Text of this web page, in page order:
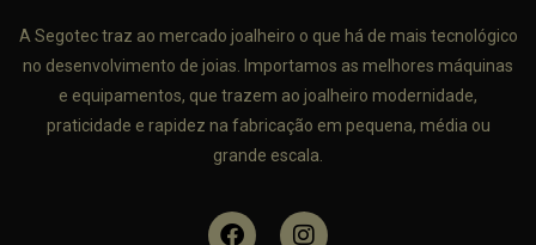
A Segotec traz ao mercado joalheiro o que há de mais tecnológico
no desenvolvimento de joias. Importamos as melhores máquinas
e equipamentos, que trazem ao joalheiro modernidade,
praticidade e rapidez na fabricação em pequena, média ou
grande escala.